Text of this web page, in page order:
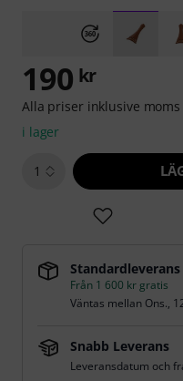
190 kr
Alla priser inklusive moms
i lager
1
Standardleverans
Från 1 600 kr gratis
Väntas mellan Ons.,
Snabb Leverans
Leveransdatum och